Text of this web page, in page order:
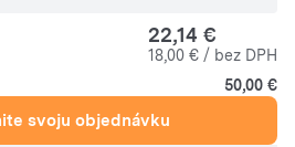
22,14 €
18,00 € / bez DPH
50,00 €
svoju objednávku